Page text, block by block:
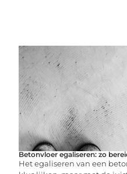
Betonvloer egaliseren: zo
Het egaliseren van een